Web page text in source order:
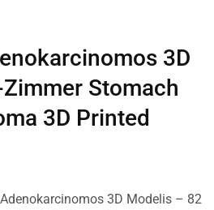
3D
Stomach
3D Printed
3D Modelis – 82